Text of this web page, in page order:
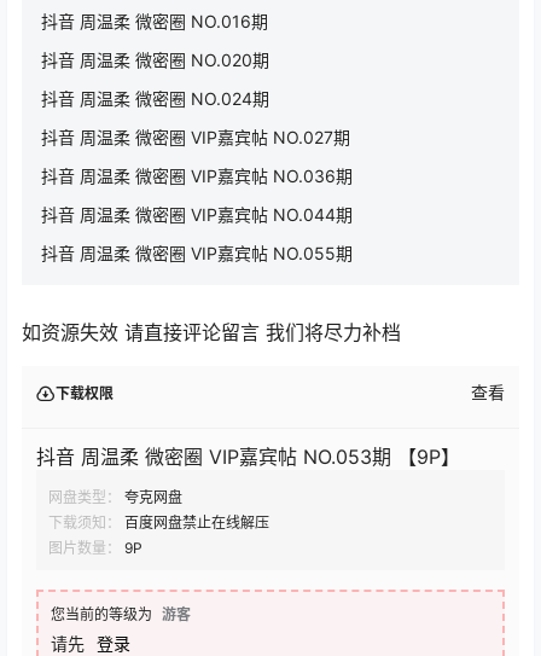
抖音 周温柔 微密圈 NO.016期
抖音 周温柔 微密圈 NO.020期
抖音 周温柔 微密圈 NO.024期
抖音 周温柔 微密圈 VIP嘉宾帖 NO.027期
抖音 周温柔 微密圈 VIP嘉宾帖 NO.036期
抖音 周温柔 微密圈 VIP嘉宾帖 NO.044期
抖音 周温柔 微密圈 VIP嘉宾帖 NO.055期
如资源失效 请直接评论留言 我们将尽力补档
下载权限 查看
抖音 周温柔 微密圈 VIP嘉宾帖 NO.053期 【9P】
网盘类型：
夸克网盘
下载须知：
百度网盘禁止在线解压
图片数量：
9P
您当前的等级为 游客
请先 登录